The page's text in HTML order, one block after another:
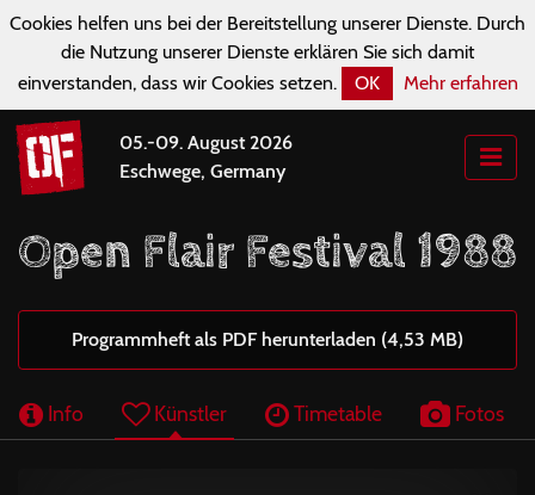
Cookies helfen uns bei der Bereitstellung unserer Dienste. Durch
die Nutzung unserer Dienste erklären Sie sich damit
einverstanden, dass wir Cookies setzen.
OK Mehr erfahren
05.-09. August 2026
Eschwege, Germany
Open Flair Festival 1988
Programmheft als PDF herunterladen (4,53 MB)
Info Künstler Timetable Fotos